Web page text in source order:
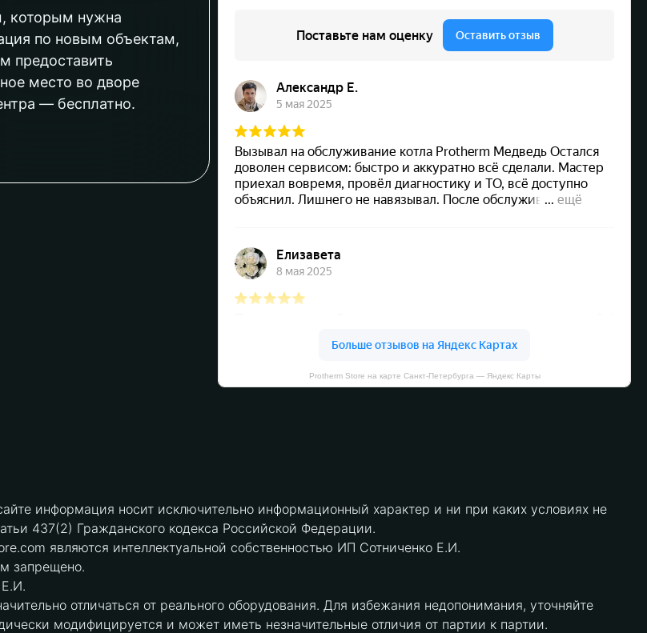
которым нужна
по новым объектам,
предоставить
место во дворе
— бесплатно.
Protherm Store на карте Санкт‑Петербурга — Яндекс Карты
информация носит исключительно информационный характер и ни при каких условиях не
437(2) Гражданского кодекса Российской Федерации.
являются интеллектуальной собственностью ИП Сотниченко Е.И.
запрещено.
отличаться от реального оборудования. Для избежания недопонимания, уточняйте
модифицируется и может иметь незначительные отличия от партии к партии.